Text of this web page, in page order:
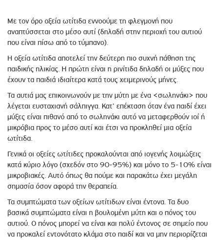
Με τον όρο οξεία ωτίτιδα εννοούμε τη φλεγμονή που
αναπτύσσεται στο μέσο αυτί (δηλαδή στην περιοχή του αυτιού
που είναι πίσω από το τύμπανο).
Η οξεία ωτίτιδα αποτελεί την δεύτερη πιο συχνή πάθηση της
παιδικής ηλικίας. Η πρώτη είναι η ρινίτιδα δηλαδή οι μύξες που
έχουν τα παιδιά ιδιαίτερα κατά τους χειμερινούς μήνες.
Τα αυτιά μας επικοινωνούν με την μύτη με ένα <σωληνάκι> που
λέγεται ευσταχιανή σάλπιγγα. Κατ’ επέκταση όταν ένα παιδί έχει
μύξες είναι πιθανό από το σωληνάκι αυτό να μεταφερθούν ιοί ή
μικρόβια προς το μέσο αυτί και έτσι να προκληθεί μια οξεία
ωτίτιδα.
Γενικά οι οξείες ωτίτιδες προκαλούνται από ιογενής λοιμώξεις
κατά κύριο λόγο (σχεδόν στο 90-95%) και μόνο το 5-10% είναι
μικροβιακές. Αυτό όπως θα πούμε και παρακάτω έχει μεγάλη
σημασία όσον αφορά την θεραπεία.
Τα συμπτώματα των οξείων ωτίτιδων είναι έντονα. Τα δυο
βασικά συμπτώματα είναι η βουλομένη μύτη και ο πόνος του
αυτιού. Ο πόνος μπορεί να είναι και πολύ έντονος σε σημείο που
να προκαλεί εντονότατο κλάμα στο παιδί και να μην περιορίζεται